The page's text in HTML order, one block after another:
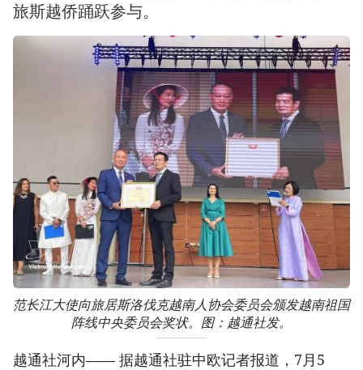
旅斯越侨踊跃参与。
范长江大使向旅居斯洛伐克越南人协会委员会颁发越南祖国
阵线中央委员会奖状。图：越通社发。
越通社河内—— 据越通社驻中欧记者报道，7月5